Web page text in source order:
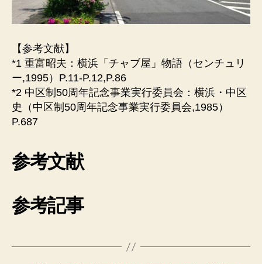
【参考文献】
*1 重富昭夫：横浜「チャブ屋」物語（センチュリ
ー,1995）P.11-P.12,P.86
*2 中区制50周年記念事業実行委員会：横浜・中区
史（中区制50周年記念事業実行委員会,1985）
P.687
参考文献
参考記事